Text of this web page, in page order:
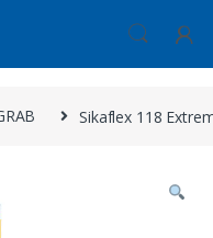
Sikaflex 118